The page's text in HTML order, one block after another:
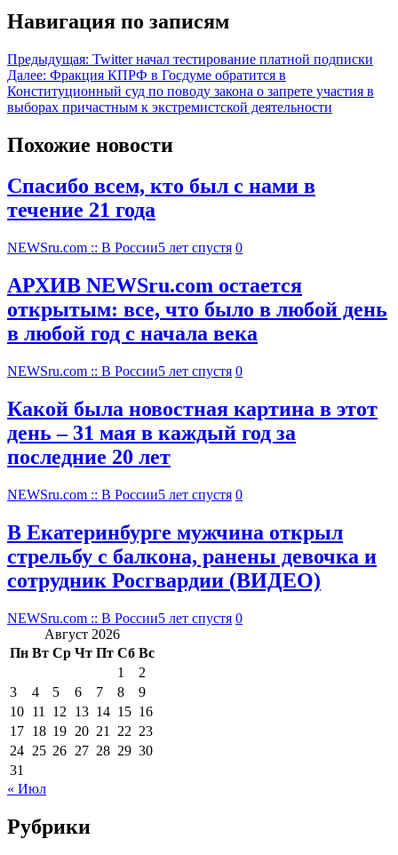
Навигация по записям
Предыдущая: Twitter начал тестирование платной подписки
Далее: Фракция КПРФ в Госдуме обратится в
Конституционный суд по поводу закона о запрете участия в
выборах причастным к экстремистской деятельности
Похожие новости
Спасибо всем, кто был с нами в
течение 21 года
NEWSru.com :: В России5 лет спустя 0
АРХИВ NEWSru.com остается
открытым: все, что было в любой день
в любой год с начала века
NEWSru.com :: В России5 лет спустя 0
Какой была новостная картина в этот
день – 31 мая в каждый год за
последние 20 лет
NEWSru.com :: В России5 лет спустя 0
В Екатеринбурге мужчина открыл
стрельбу с балкона, ранены девочка и
сотрудник Росгвардии (ВИДЕО)
NEWSru.com :: В России5 лет спустя 0
Август 2026
Пн Вт Ср Чт Пт Сб Вс
1
2
3
4 5 6 7 8
9
10 11 12 13 14 15 16
17 18 19 20 21 22 23
24 25 26 27 28 29 30
31
« Июл
Рубрики